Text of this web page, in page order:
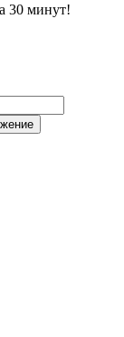
30 минут!